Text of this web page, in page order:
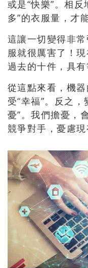
或是“快樂”。相反
多”的衣服量，才
這讓一切變得非
服就很厲害了！
過去的十件，具有
從這點來看，機
受“幸福”。反之，
憂”。我們擔憂，
競爭對手，憂慮現